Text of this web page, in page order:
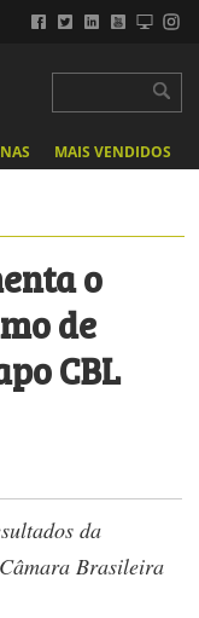
MAIS VENDIDOS
o
de
CBL
da
Brasileira